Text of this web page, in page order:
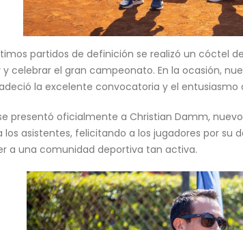
partidos de definición se realizó un cóctel
celebrar el gran campeonato. En la ocasión,
la excelente convocatoria y el entusiasmo
presentó oficialmente a Christian Damm,
los asistentes, felicitando a los jugadores por su
a una comunidad deportiva tan activa.